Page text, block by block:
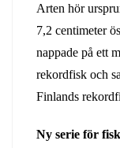
Arten hör
7,2 centimeter
nappade på ett
rekordfisk och
Finlands
Ny serie för